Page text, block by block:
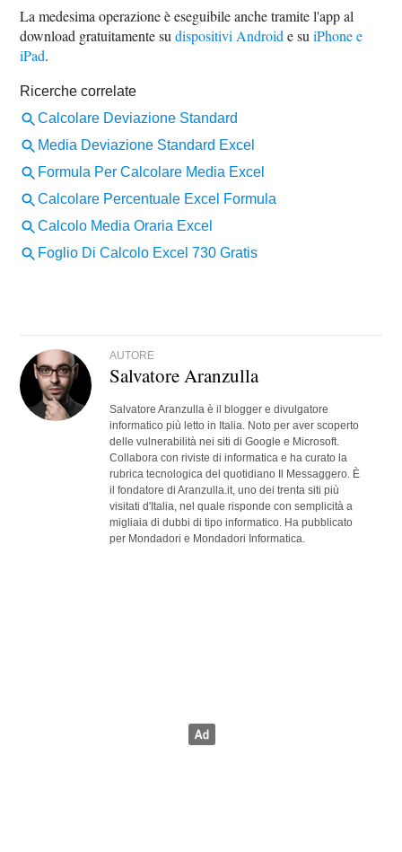
La medesima operazione è eseguibile anche tramite l'app al
download gratuitamente sudispositivi Android e suiPhone e
iPad.
AUTORE
Salvatore Aranzulla
Salvatore Aranzulla è il blogger e divulgatore
informatico più letto in Italia. Noto per aver scoperto
delle vulnerabilità nei siti di Google e Microsoft.
Collabora con riviste di informatica e ha curato la
rubrica tecnologica del quotidiano Il Messaggero. È
il fondatore di Aranzulla.it, uno dei trenta siti più
visitati d'Italia, nel quale risponde con semplicità a
migliaia di dubbi di tipo informatico. Ha pubblicato
per Mondadori e Mondadori Informatica.